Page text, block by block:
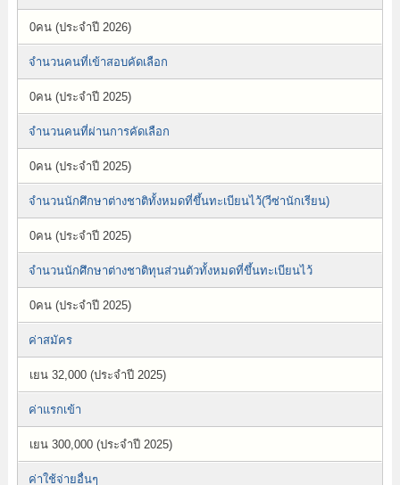
0คน (ประจำปี 2026)
จำนวนคนที่เข้าสอบคัดเลือก
0คน (ประจำปี 2025)
จำนวนคนที่ผ่านการคัดเลือก
0คน (ประจำปี 2025)
จำนวนนักศึกษาต่างชาติทั้งหมดที่ขึ้นทะเบียนไว้(วีซ่านักเรียน)
0คน (ประจำปี 2025)
จำนวนนักศึกษาต่างชาติทุนส่วนตัวทั้งหมดที่ขึ้นทะเบียนไว้
0คน (ประจำปี 2025)
ค่าสมัคร
เยน 32,000 (ประจำปี 2025)
ค่าแรกเข้า
เยน 300,000 (ประจำปี 2025)
ค่าใช้จ่ายอื่นๆ